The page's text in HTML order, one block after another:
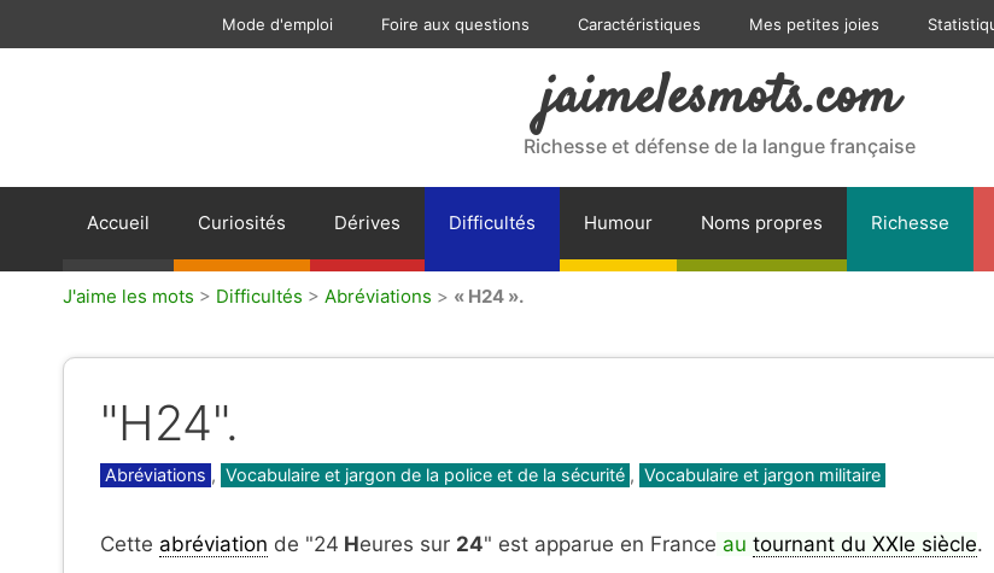
Mode d'emploi Foire aux questions Caractéristiques Mes petites joies
jaimelesmots.com
Richesse et défense de la langue française
Accueil Curiosités Dérives Difficultés Humour Noms propres Richesse
J'aime les mots > Difficultés > Abréviations > « H24 ».
"H24".
Catégories
Abréviations , Vocabulaire et jargon de la police et de la sécurité , Vocabulaire et jargon militaire
Cette abréviation de "24 Heures sur 24" est apparue en France au tournant du XXIe siècle.